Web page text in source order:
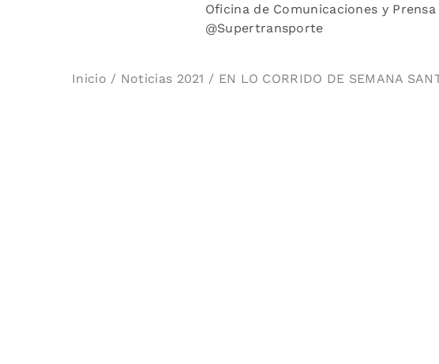
Oficina de Comunicaciones y Prensa
@Supertransporte
Inicio / Noticias 2021 / EN LO CORRIDO DE SEMANA